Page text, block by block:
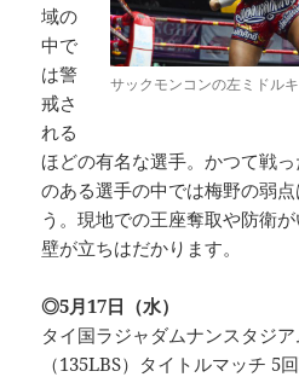
サックモンコンの左ミドル
域の
中で
は警
戒さ
れる
ほどの有名な選手。かつて戦
のある選手の中では梅野の弱
う。現地での王座奪取や防衛
壁が立ちはだかります。
◎5月17日（水）
タイ国ラジャダムナンスタジ
（135LBS）タイトルマッチ 5